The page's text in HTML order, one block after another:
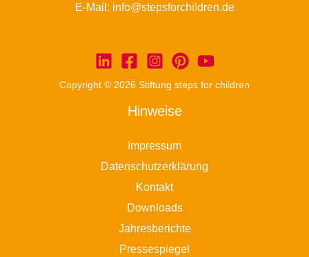
E-Mail: info@stepsforchildren.de
Copyright © 2026 Stiftung steps for children
Hinweise
Impressum
Datenschutzerklärung
Kontakt
Downloads
Jahresberichte
Pressespiegel